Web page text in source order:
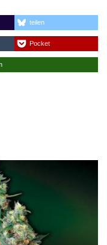
teilen
Pocket